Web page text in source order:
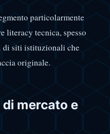
particolarmente
literacy tecnica, spesso
di siti istituzionali che
originale.
mercato e